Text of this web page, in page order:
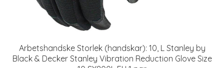
Arbetshandske Storlek (handskar): 10, L Stanley by
Black & Decker Stanley Vibration Reduction Glove Size